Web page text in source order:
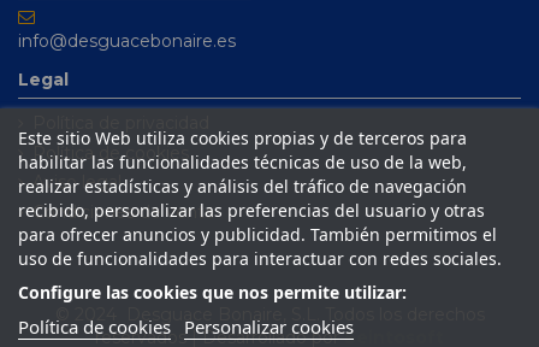
info@desguacebonaire.es
Legal
Política de cookies
Aviso legal
Condiciones de venta
Este sitio Web utiliza cookies propias y de terceros para
habilitar las funcionalidades técnicas de uso de la web,
realizar estadísticas y análisis del tráfico de navegación
recibido, personalizar las preferencias del usuario y otras
para ofrecer anuncios y publicidad. También permitimos el
uso de funcionalidades para interactuar con redes sociales.
Configure las cookies que nos permite utilizar:
Política de cookies Personalizar cookies
reservados | Desarrollado porSeintosoft